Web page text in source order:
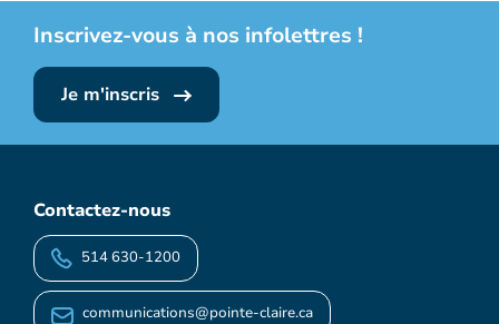
Inscrivez-vous à nos infolettres !
Je m'inscris
Contactez-nous
514 630-1200
communications@pointe-claire.ca